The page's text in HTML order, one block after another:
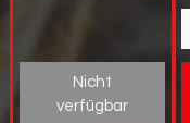
Nicht
verfügbar